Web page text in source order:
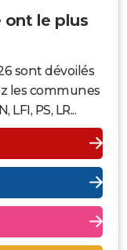
ont le plus
sont dévoilés
les communes
PS, LR...